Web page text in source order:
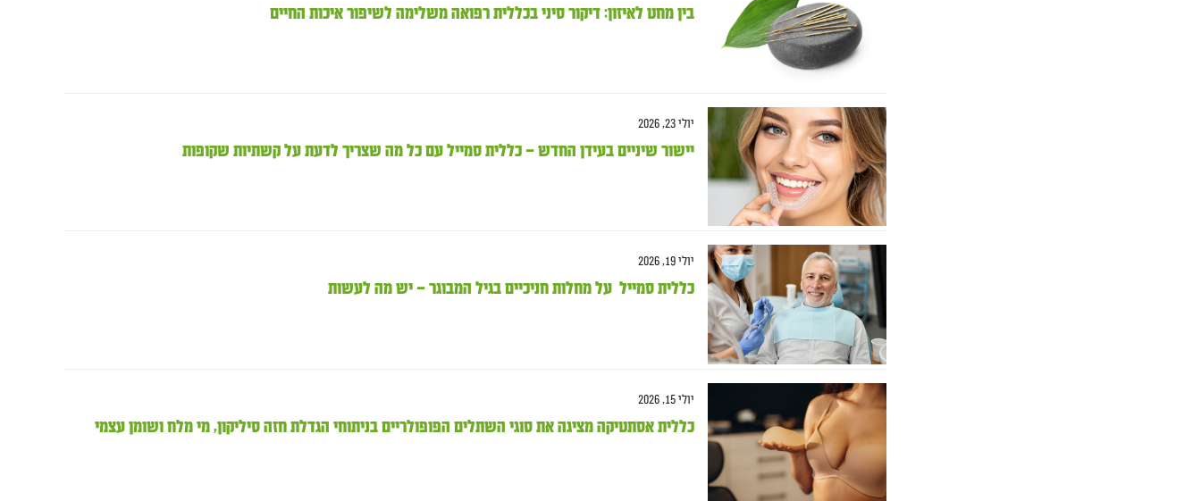
בין מחט לאיזון: דיקור סיני בכללית רפואה משלימה לשיפור איכות החיים
יולי 23, 2026
יישור שיניים בעידן החדש – כללית סמייל עם כל מה שצריך לדעת על קשתיות שקופות
יולי 19, 2026
כללית סמייל על מחלות חניכיים בגיל המבוגר – יש מה לעשות
יולי 15, 2026
כללית אסתטיקה מציגה את סוגי השתלים הפופולריים בניתוחי הגדלת חזה סיליקון, מי מלח ושומן עצמי